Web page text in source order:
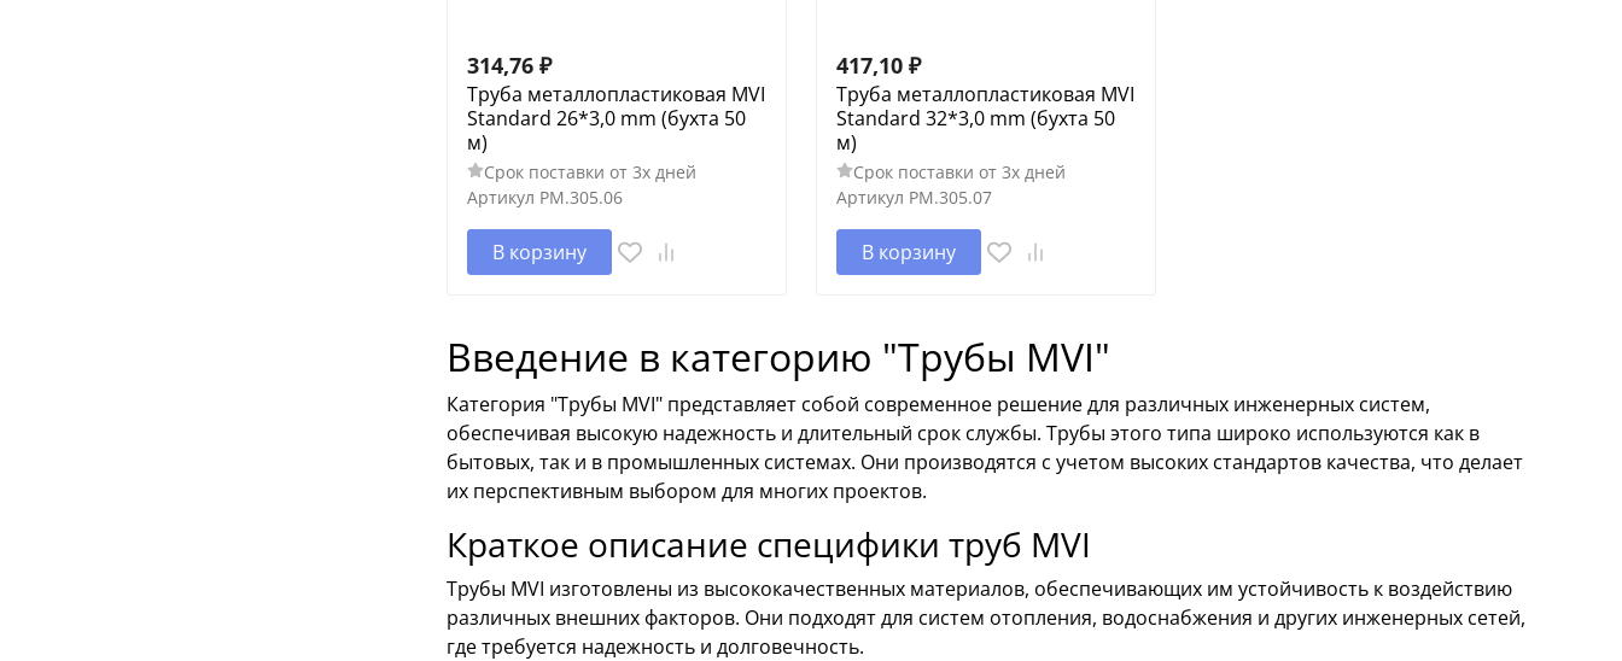
314,76 ₽
Труба металлопластиковая MVI
Standard 26*3,0 mm (бухта 50
м)
Срок поставки от 3х дней
Артикул PM.305.06
В корзину
417,10 ₽
Труба металлопластиковая MVI
Standard 32*3,0 mm (бухта 50
м)
Срок поставки от 3х дней
Артикул PM.305.07
В корзину
Введение в категорию "Трубы MVI"
Категория "Трубы MVI" представляет собой современное решение для различных инженерных систем,
обеспечивая высокую надежность и длительный срок службы. Трубы этого типа широко используются как в
бытовых, так и в промышленных системах. Они производятся с учетом высоких стандартов качества, что делает
их перспективным выбором для многих проектов.
Краткое описание специфики труб MVI
Трубы MVI изготовлены из высококачественных материалов, обеспечивающих им устойчивость к воздействию
различных внешних факторов. Они подходят для систем отопления, водоснабжения и других инженерных сетей,
где требуется надежность и долговечность.